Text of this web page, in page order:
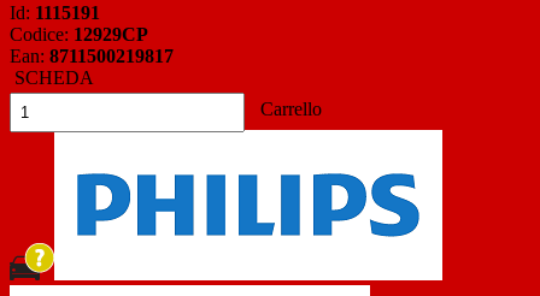
Id: 1115191
Codice: 12929CP
Ean: 8711500219817
SCHEDA
Carrello